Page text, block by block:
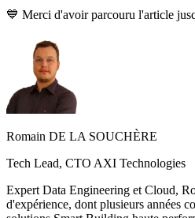
💙 Merci d'avoir parcouru l'article
Romain DE LA SOUCHÈRE
Tech Lead, CTO AXI Technologies
Expert Data Engineering et Cloud,
d'expérience, dont plusieurs années